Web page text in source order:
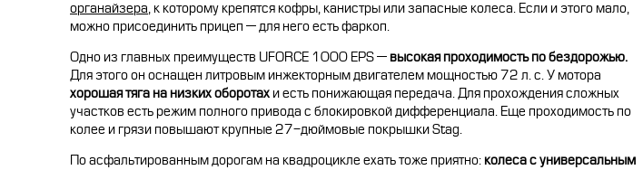
органайзера, к которому крепятся кофры, канистры или запасные колеса. Если и этого мало,
можно присоединить прицеп — для него есть фаркоп.
Одно из главных преимуществ UFORCE 1000 EPS —высокая проходимость по бездорожью.
Для этого он оснащен литровым инжекторным двигателем мощностью 72 л. с. У мотора
хорошая тяга на низких оборотахи есть понижающая передача. Для прохождения сложных
участков есть режим полного привода с блокировкой дифференциала. Еще проходимость по
колее и грязи повышают крупные 27-дюймовые покрышки Stag.
По асфальтированным дорогам на квадроцикле ехать тоже приятно:колеса с универсальным